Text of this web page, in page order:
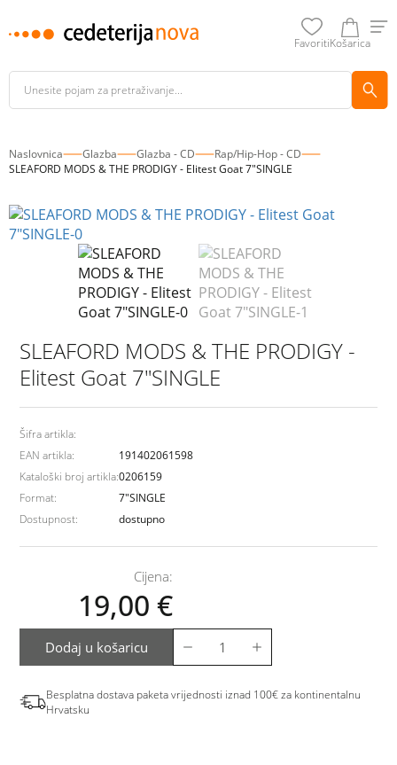
FavoritiKošarica
Naslovnica Glazba Glazba - CD
Rap/Hip-Hop - CD
SLEAFORD MODS & THE PRODIGY - Elitest Goat 7"SINGLE
SLEAFORD MODS & THE PRODIGY -
Elitest Goat 7"SINGLE
Šifra artikla:
EAN artikla:
Kataloški broj artikla:
Format:
Dostupnost:
191402061598
0206159
7"SINGLE
dostupno
Cijena:
19,00 €
Dodaj u košaricu
Besplatna dostava paketa vrijednosti iznad 100€ za kontinentalnu
Hrvatsku